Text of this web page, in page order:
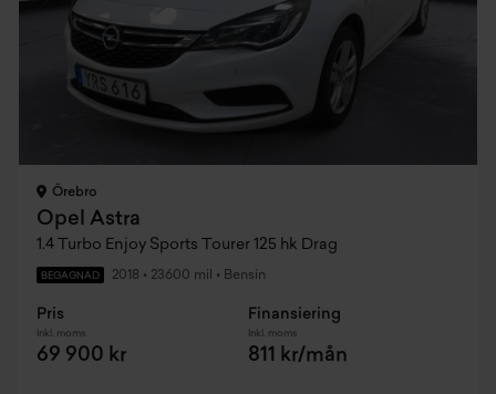
Örebro
Opel Astra
1.4 Turbo Enjoy Sports Tourer 125 hk Drag
BEGAGNAD 2018 • 23600 mil • Bensin
Pris
Inkl. moms
69 900 kr
Finansiering
Inkl. moms
811 kr/mån